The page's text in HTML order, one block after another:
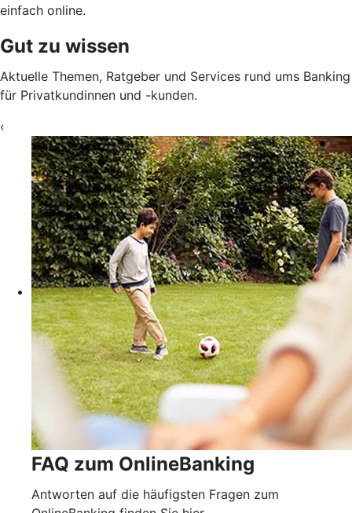
einfach online.
Gut zu wissen
Aktuelle Themen, Ratgeber und Services rund ums Banking
für Privatkundinnen und -kunden.
‹
FAQ zum OnlineBanking
Antworten auf die häufigsten Fragen zum